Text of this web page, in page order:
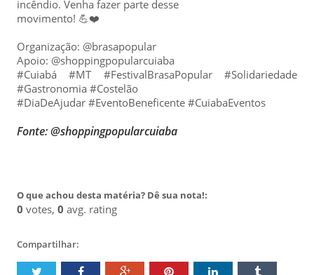
incêndio. Venha fazer parte desse
movimento! 💪❤️
Organização: @brasapopular
Apoio: @shoppingpopularcuiaba
#Cuiabá #MT #FestivalBrasaPopular #Solidariedade
#Gastronomia #Costelão
#DiaDeAjudar #EventoBeneficente #CuiabaEventos
Fonte: @shoppingpopularcuiaba
O que achou desta matéria? Dê sua nota!:
0 votes, 0 avg. rating
Compartilhar: